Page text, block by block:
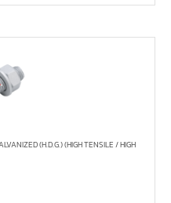
(H.D.G.) (HIGH TENSILE / HIGH